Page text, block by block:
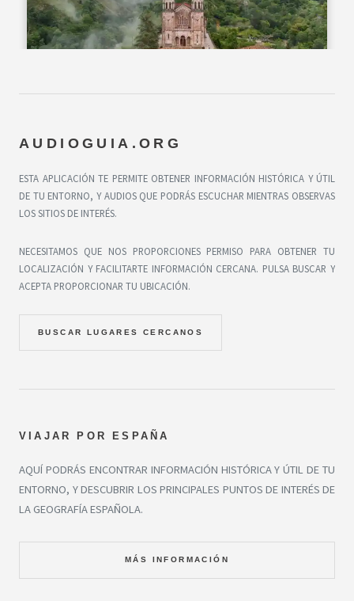
AUDIOGUIA.ORG
ESTA APLICACIÓN TE PERMITE OBTENER INFORMACIÓN HISTÓRICA Y ÚTIL
DE TU ENTORNO, Y AUDIOS QUE PODRÁS ESCUCHAR MIENTRAS OBSERVAS
LOS SITIOS DE INTERÉS.
NECESITAMOS QUE NOS PROPORCIONES PERMISO PARA OBTENER TU
LOCALIZACIÓN Y FACILITARTE INFORMACIÓN CERCANA. PULSA BUSCAR Y
ACEPTA PROPORCIONAR TU UBICACIÓN.
BUSCAR LUGARES CERCANOS
VIAJAR POR ESPAÑA
AQUÍ PODRÁS ENCONTRAR INFORMACIÓN HISTÓRICA Y ÚTIL DE TU
ENTORNO, Y DESCUBRIR LOS PRINCIPALES PUNTOS DE INTERÉS DE
LA GEOGRAFÍA ESPAÑOLA.
MÁS INFORMACIÓN